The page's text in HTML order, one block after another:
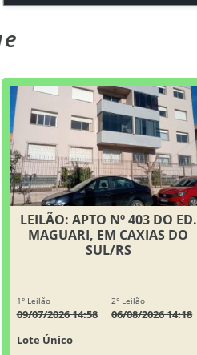
LEILÃO: APTO Nº 403 DO ED.
MAGUARI, EM CAXIAS DO
SUL/RS
1° Leilão
09/07/2026 14:58
2° Leilão
06/08/2026 14:18
Lote Único